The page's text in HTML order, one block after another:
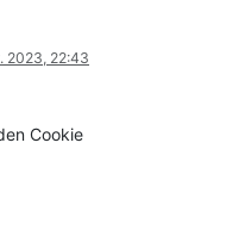
2023, 22:43
Cookie